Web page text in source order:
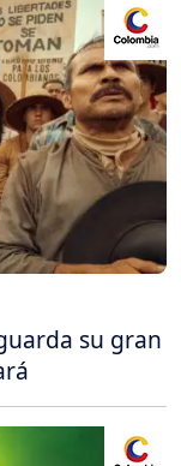
su gran